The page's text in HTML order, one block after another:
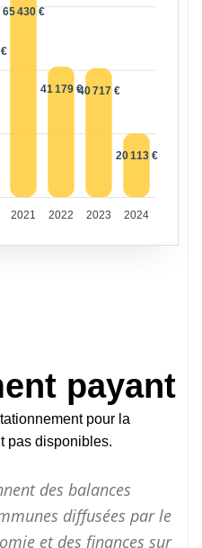
65 430 €
41 179 €40 717 €
20 113 €
2021 2022 2023 2024
payant
pour la
pas disponibles.
des balances
diffusées par le
et des finances sur